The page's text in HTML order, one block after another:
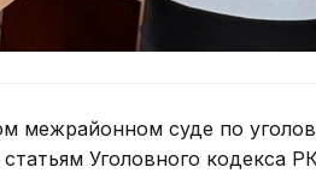
межрайонном суде по
Уголовного кодекса